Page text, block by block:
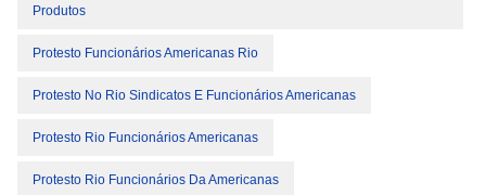
Produtos
Protesto Funcionários Americanas Rio
Protesto No Rio Sindicatos E Funcionários Americanas
Protesto Rio Funcionários Americanas
Protesto Rio Funcionários Da Americanas